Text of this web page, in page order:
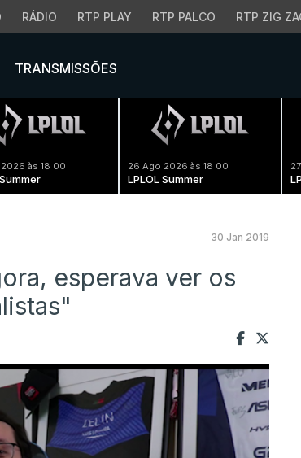
RÁDIO RTP PLAY RTP PALCO RTP ZIG
TRANSMISSÕES
às 18:00 26 Ago 2026 às 18:00
LPLOL Summer
30 Jan 2019
esperava ver os